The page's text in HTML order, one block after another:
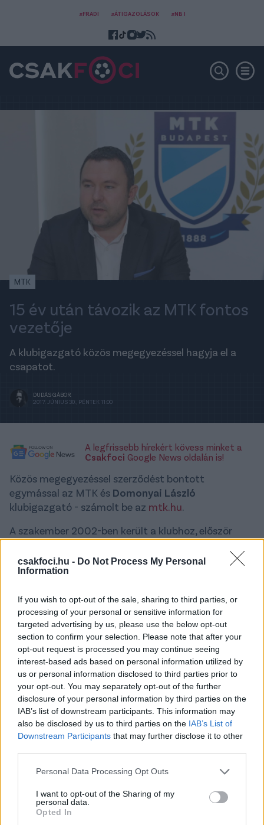
csakfoci.hu - Do Not Process My Personal
Information
If you wish to opt-out of the sale, sharing to third parties, or
processing of your personal or sensitive information for
targeted advertising by us, please use the below opt-out
section to confirm your selection. Please note that after your
opt-out request is processed you may continue seeing
interest-based ads based on personal information utilized by
us or personal information disclosed to third parties prior to
your opt-out. You may separately opt-out of the further
disclosure of your personal information by third parties on the
IAB’s list of downstream participants. This information may
also be disclosed by us to third parties on the IAB’s List of
Downstream Participants that may further disclose it to other
Please note that this website/app uses one or more Google
not limited to your visit or usage behaviour. You may click to
grant or deny consent to Google and its third-party tags to
use your data for below specified purposes in below Google
Personal Data Processing Opt Outs
I want to opt-out of the Sharing of my
personal data.
Opted In
#FRADI #ÁTIGAZOLÁSOK #NB I
MTK
15 év után távozik az MTK fontos
vezetője
A klubigazgató közös megegyezéssel hagyja el a
csapatot.
DUDÁS GÁBOR
2017. JÚNIUS 30., PÉNTEK 11:00
A legfrissebb hírekért kövess minket a
Csakfoci Google News oldalán is!
Közös megegyezéssel szerződést bontott
egymással az MTK és Domonyai László
klubigazgató - számolt be az mtk.hu.
A szakember 2002-ben került a klubhoz, először
játékosmegfigyelői feladatokkal bízták meg. A
szakmai munka vezetését 2005 óta végzi.
"Az elválás korrekt és méltó az MTK
kultúrájához"
Vezetésével az elmúlt 12 évben a kék-fehérek egy
bajnoki címet (2008), egy ezüstérmet (2007) és egy
bronzérmet (2015) szereztek az NB I-ben. 2008-ban
megnyerték a Szuper Kupát és egy alkalommal
második helyen végeztek a Magyar Kupában (2012).
15 év. Életem egyharmada. 2002 óta dolgozom az
MTK-ban és büszke vagyok arra, hogy a klub sokkal
több volt számomra, mint munkahely. Feledhetetlen
volt minden pillanat, amit Csikar bácsival
tölthettem, megtiszteltetés volt számomra éveken
Torghelle Sándorral és a többi játékossal együtt
dolgozni, a kiváló kollégákkal nap, mint nap az MTK-